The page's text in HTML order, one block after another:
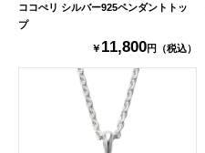
ココぺリ シルバー925ペンダントトッ
プ
￥ 11,800円（税込）